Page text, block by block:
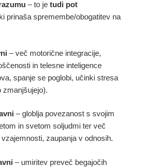
– to je tudi pot
prinaša spremembe/obogatitev na
– več motorične integracije,
in telesne inteligence
spanje se poglobi, učinki stresa
zmanjšujejo).
– globlja povezanost s svojim
in svetom soljudmi ter več
zaupanja v odnosih.
– umiritev preveč begajočih